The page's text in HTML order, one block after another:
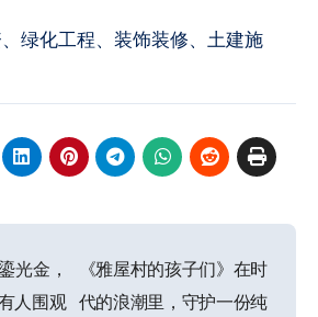
绿化工程、装饰装修、土建施
光金，
人围观
《雅屋村的孩子们》在时
代的浪潮里，守护一份纯